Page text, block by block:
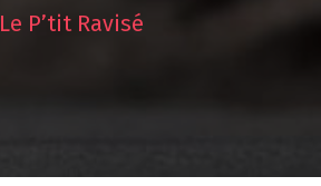
Le P’tit Ravisé